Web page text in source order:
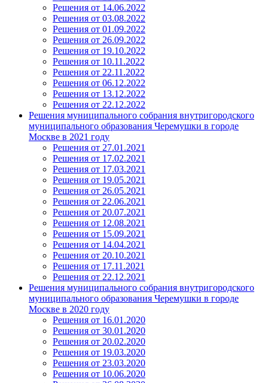
Решения от 14.06.2022
Решения от 03.08.2022
Решения от 01.09.2022
Решения от 26.09.2022
Решения от 19.10.2022
Решения от 10.11.2022
Решения от 22.11.2022
Решения от 06.12.2022
Решения от 13.12.2022
Решения от 22.12.2022
Решения муниципального собрания внутригородского
муниципального образования Черемушки в городе
Москве в 2021 году
Решения от 27.01.2021
Решения от 17.02.2021
Решения от 17.03.2021
Решения от 19.05.2021
Решения от 26.05.2021
Решения от 22.06.2021
Решения от 20.07.2021
Решения от 12.08.2021
Решения от 15.09.2021
Решения от 14.04.2021
Решения от 20.10.2021
Решения от 17.11.2021
Решения от 22.12.2021
Решения муниципального собрания внутригородского
муниципального образования Черемушки в городе
Москве в 2020 году
Решения от 16.01.2020
Решения от 30.01.2020
Решения от 20.02.2020
Решения от 19.03.2020
Решения от 23.03.2020
Решения от 10.06.2020